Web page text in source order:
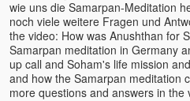
Deepak
Deva Vanessa Van Echten
Deva Satpriya
Devasetu - ORKASIS-
Meditation
wie uns die Samarpan-Meditation
noch viele weitere Fragen und
the video: How was Anushthan for
Samarpan meditation in Germany
up call and Soham's life mission
and how the Samarpan meditation
more questions and answers in